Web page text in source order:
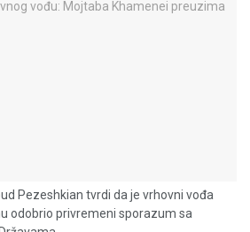
Pezeshkian tvrdi da je vrhovni vođa
odobrio privremeni sporazum sa